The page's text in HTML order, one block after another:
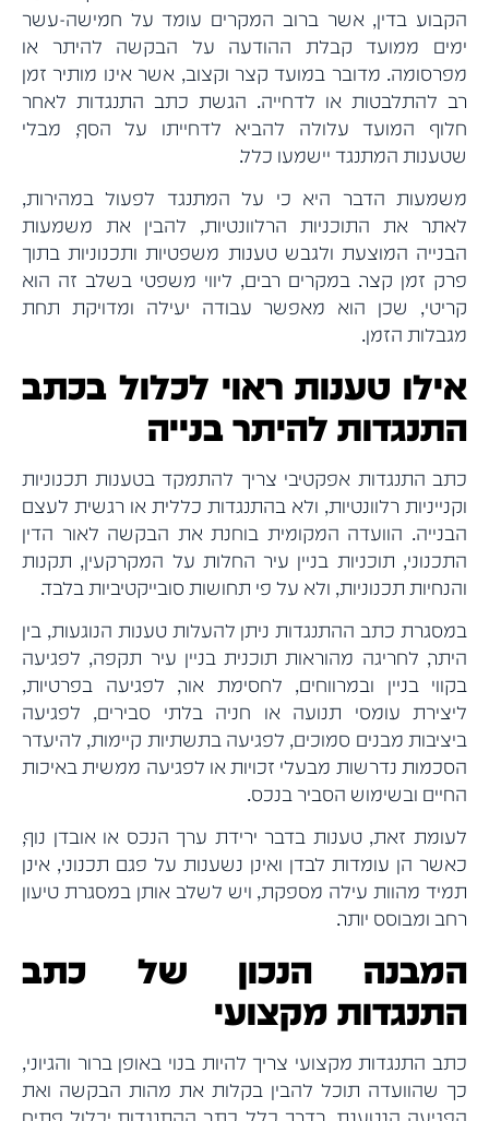
הקבוע בדין, אשר ברוב המקרים עומד על חמישה-עשר
ימים ממועד קבלת ההודעה על הבקשה להיתר או
מפרסומה. מדובר במועד קצר וקצוב, אשר אינו מותיר זמן
רב להתלבטות או לדחייה. הגשת כתב התנגדות לאחר
חלוף המועד עלולה להביא לדחייתו על הסף, מבלי
שטענות המתנגד יישמעו כלל.
משמעות הדבר היא כי על המתנגד לפעול במהירות,
לאתר את התוכניות הרלוונטיות, להבין את משמעות
הבנייה המוצעת ולגבש טענות משפטיות ותכנוניות בתוך
פרק זמן קצר. במקרים רבים, ליווי משפטי בשלב זה הוא
קריטי, שכן הוא מאפשר עבודה יעילה ומדויקת תחת
מגבלות הזמן.
אילו טענות ראוי לכלול בכתב
התנגדות להיתר בנייה
כתב התנגדות אפקטיבי צריך להתמקד בטענות תכנוניות
וקנייניות רלוונטיות, ולא בהתנגדות כללית או רגשית לעצם
הבנייה. הוועדה המקומית בוחנת את הבקשה לאור הדין
התכנוני, תוכניות בניין עיר החלות על המקרקעין, תקנות
והנחיות תכנוניות, ולא על פי תחושות סובייקטיביות בלבד.
במסגרת כתב ההתנגדות ניתן להעלות טענות הנוגעות, בין
היתר, לחריגה מהוראות תוכנית בניין עיר תקפה, לפגיעה
בקווי בניין ובמרווחים, לחסימת אור, לפגיעה בפרטיות,
ליצירת עומסי תנועה או חניה בלתי סבירים, לפגיעה
ביציבות מבנים סמוכים, לפגיעה בתשתיות קיימות, להיעדר
הסכמות נדרשות מבעלי זכויות או לפגיעה ממשית באיכות
החיים ובשימוש הסביר בנכס.
לעומת זאת, טענות בדבר ירידת ערך הנכס או אובדן נוף,
כאשר הן עומדות לבדן ואינן נשענות על פגם תכנוני, אינן
תמיד מהוות עילה מספקת, ויש לשלב אותן במסגרת טיעון
רחב ומבוסס יותר.
המבנה הנכון של כתב
התנגדות מקצועי
כתב התנגדות מקצועי צריך להיות בנוי באופן ברור והגיוני,
כך שהוועדה תוכל להבין בקלות את מהות הבקשה ואת